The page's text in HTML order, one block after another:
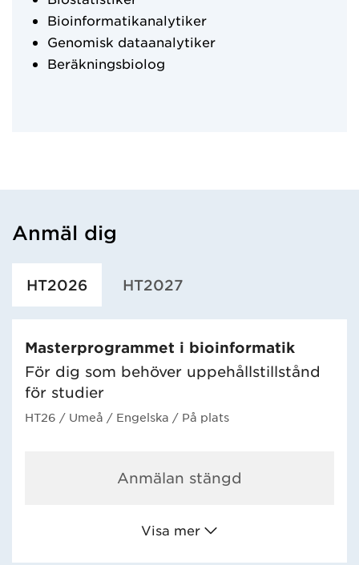
Bioinformatikanalytiker
Genomisk dataanalytiker
Beräkningsbiolog
Anmäl dig
Har hämtat utbildning.
HT2026 HT2027
Masterprogrammet i bioinformatik
För dig som behöver uppehållstillstånd
för studier
HT26 / Umeå / Engelska / På plats
Anmälan stängd
Visa mer